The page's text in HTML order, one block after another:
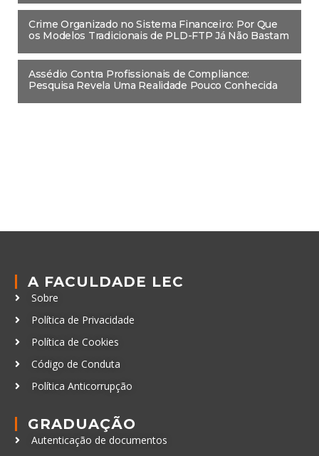
Crime Organizado no Sistema Financeiro: Por Que
os Modelos Tradicionais de PLD-FTP Já Não Bastam
Assédio Contra Profissionais de Compliance:
Pesquisa Revela Uma Realidade Pouco Conhecida
A FACULDADE LEC
Sobre
Política de Privacidade
Política de Cookies
Código de Conduta
Política Anticorrupção
GRADUAÇÃO
Autenticação de documentos